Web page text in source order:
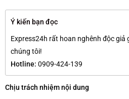
Ý kiến bạn đọc
Express24h rất hoan nghênh độc
chúng tôi!
Hotline: 0909-424-139
Chịu trách nhiệm nội dung